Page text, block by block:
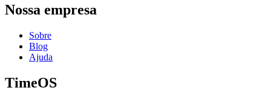
Nossa empresa
Sobre
Blog
Ajuda
TimeOS